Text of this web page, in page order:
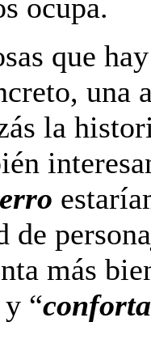
ocupa.
que
una
la
más
“